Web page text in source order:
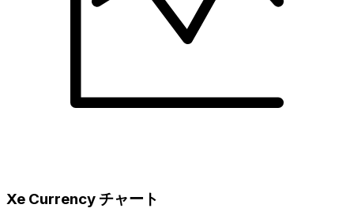
Xe Currency チャート